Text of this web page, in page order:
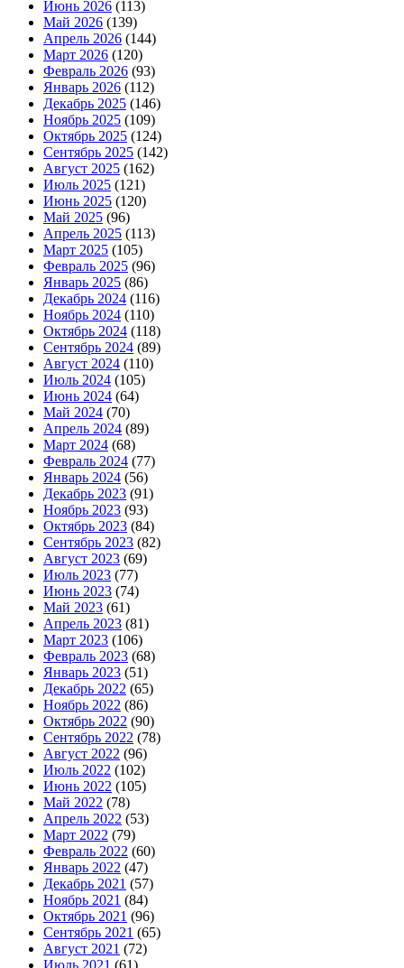
Июнь 2026 (113)
Май 2026 (139)
Апрель 2026 (144)
Март 2026 (120)
Февраль 2026 (93)
Январь 2026 (112)
Декабрь 2025 (146)
Ноябрь 2025 (109)
Октябрь 2025 (124)
Сентябрь 2025 (142)
Август 2025 (162)
Июль 2025 (121)
Июнь 2025 (120)
Май 2025 (96)
Апрель 2025 (113)
Март 2025 (105)
Февраль 2025 (96)
Январь 2025 (86)
Декабрь 2024 (116)
Ноябрь 2024 (110)
Октябрь 2024 (118)
Сентябрь 2024 (89)
Август 2024 (110)
Июль 2024 (105)
Июнь 2024 (64)
Май 2024 (70)
Апрель 2024 (89)
Март 2024 (68)
Февраль 2024 (77)
Январь 2024 (56)
Декабрь 2023 (91)
Ноябрь 2023 (93)
Октябрь 2023 (84)
Сентябрь 2023 (82)
Август 2023 (69)
Июль 2023 (77)
Июнь 2023 (74)
Май 2023 (61)
Апрель 2023 (81)
Март 2023 (106)
Февраль 2023 (68)
Январь 2023 (51)
Декабрь 2022 (65)
Ноябрь 2022 (86)
Октябрь 2022 (90)
Сентябрь 2022 (78)
Август 2022 (96)
Июль 2022 (102)
Июнь 2022 (105)
Май 2022 (78)
Апрель 2022 (53)
Март 2022 (79)
Февраль 2022 (60)
Январь 2022 (47)
Декабрь 2021 (57)
Ноябрь 2021 (84)
Октябрь 2021 (96)
Сентябрь 2021 (65)
Август 2021 (72)